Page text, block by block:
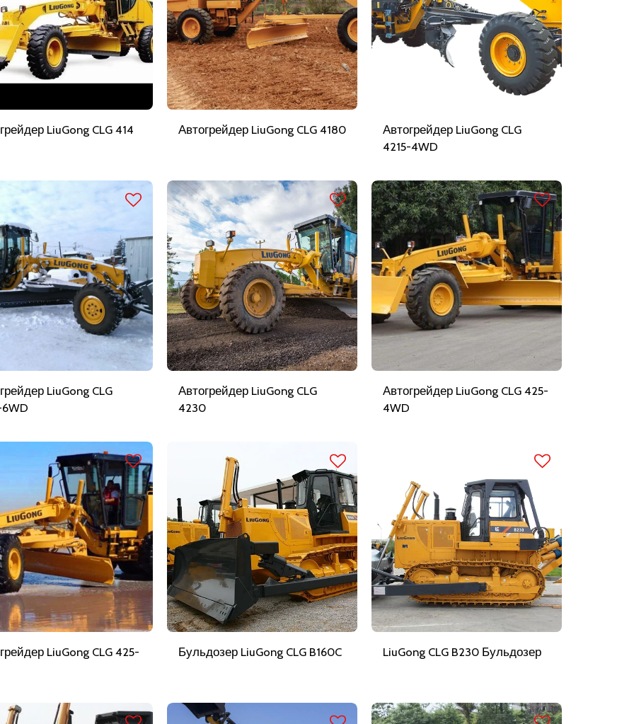
LiuGong CLG 414 Автогрейдер LiuGong CLG 4180
Автогрейдер LiuGong CLG
4215-4WD
LiuGong CLG
Автогрейдер LiuGong CLG
4230
Автогрейдер LiuGong CLG 425-
4WD
LiuGong CLG 425- Бульдозер LiuGong CLG B160C LiuGong CLG B230 Бульдозер